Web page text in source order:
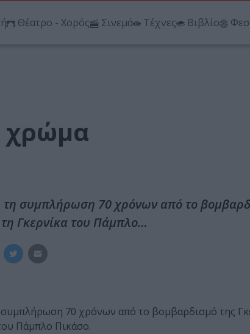
Θέατρο - Χορός Σινεμά Τέχνες Βιβλίο
χρώμα
τη συμπλήρωση 70 χρόνων από το
Γκερνίκα του Πάμπλο…
70 χρόνων από το βομβαρδισμό της
Πάμπλο Πικάσο.